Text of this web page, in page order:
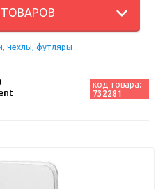
чехлы, футляры
код товара:
732281